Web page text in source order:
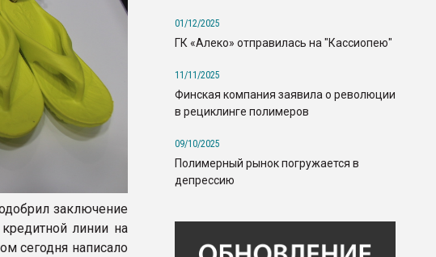
заключение
линии на
сегодня написало
01/12/2025
ГК «Алеко» отправилась на "Кассиопею"
11/11/2025
Финская компания заявила о революции
в рециклинге полимеров
09/10/2025
Полимерный рынок погружается в
депрессию